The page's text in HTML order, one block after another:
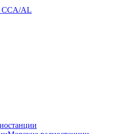
CCA/AL